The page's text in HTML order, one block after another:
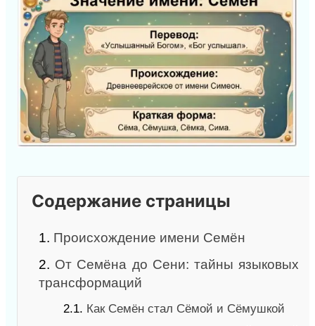
Содержание страницы
1. Происхождение имени Семён
2. От Семёна до Сени: тайны языковых
трансформаций
2.1. Как Семён стал Сёмой и Сёмушкой